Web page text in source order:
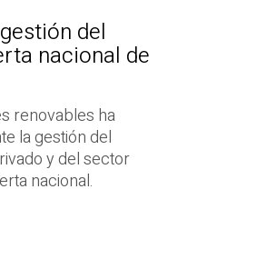
del
nacional de
renovables ha
la gestión del
y del sector
nacional.